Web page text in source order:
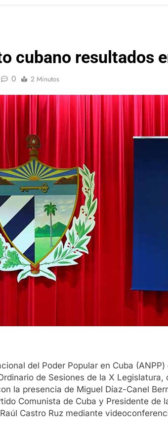
cubano resultados
0 2 Minutos
del Poder Popular en Cuba
de Sesiones de la X Legislatura,
la presencia de Miguel Díaz-Canel
Comunista de Cuba y Presidente de
Castro Ruz mediante